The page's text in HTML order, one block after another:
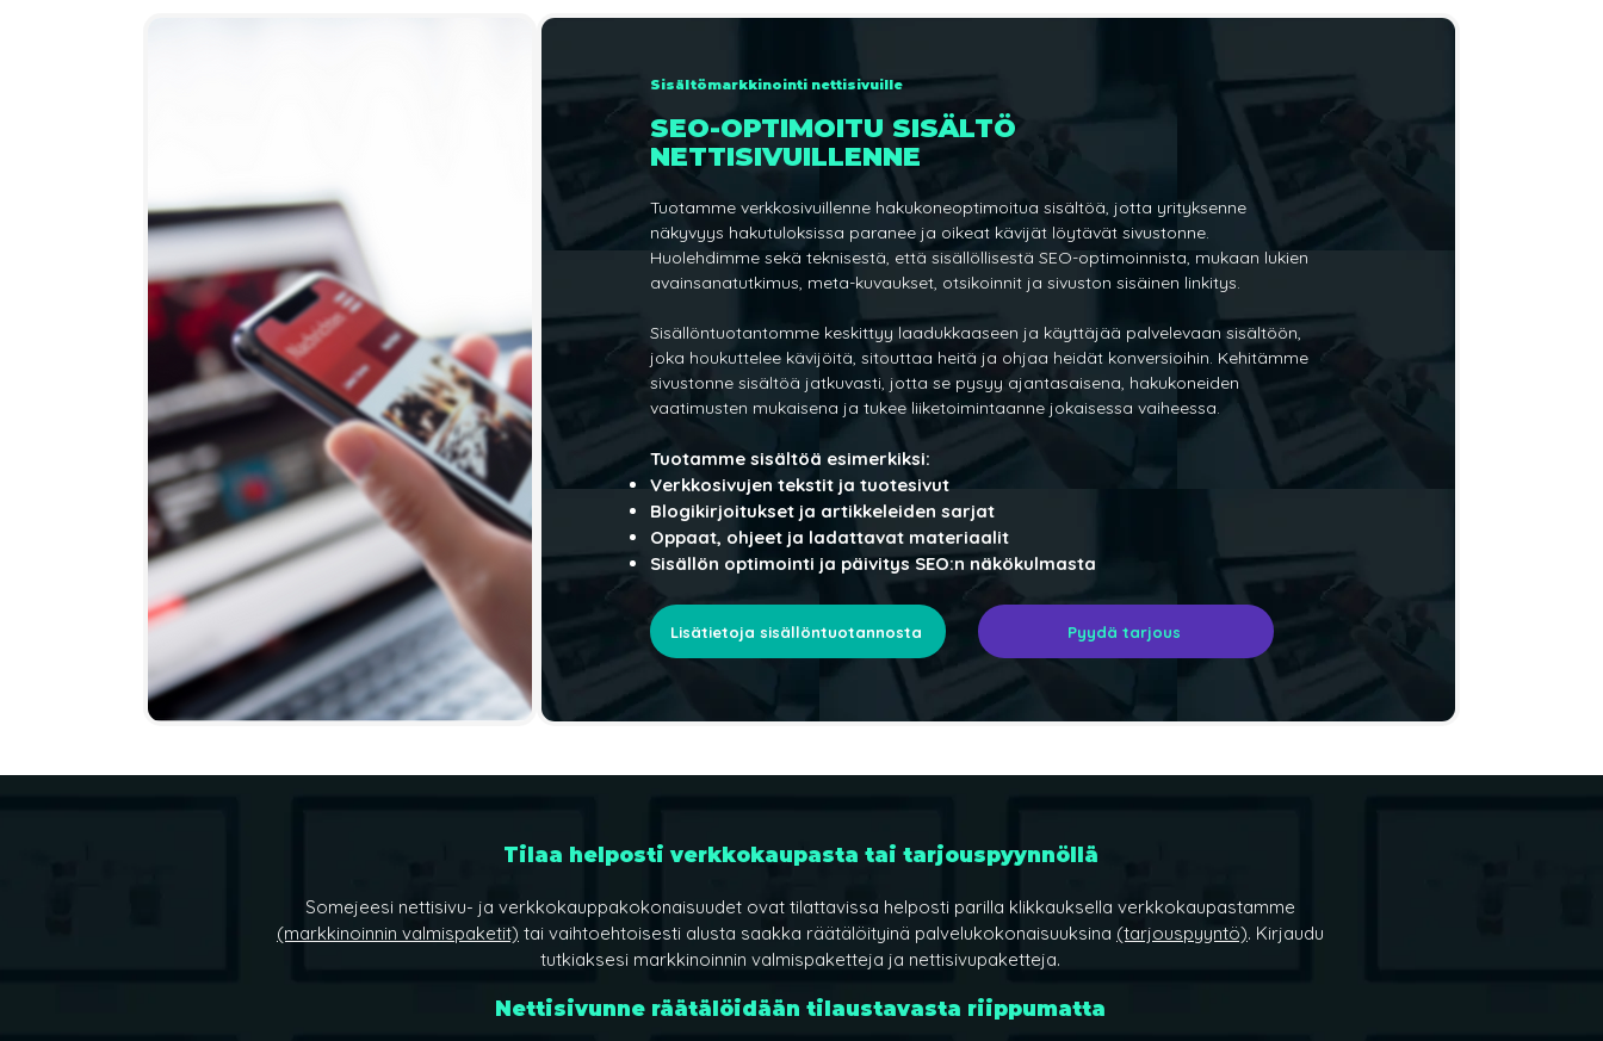
Sisältömarkkinointi nettisivuille
SEO-OPTIMOITU SISÄLTÖ
NETTISIVUILLENNE
Tuotamme verkkosivuillenne hakukoneoptimoitua sisältöä, jotta yrityksenne
näkyvyys hakutuloksissa paranee ja oikeat kävijät löytävät sivustonne.
Huolehdimme sekä teknisestä, että sisällöllisestä SEO-optimoinnista, mukaan lukien
avainsanatutkimus, meta-kuvaukset, otsikoinnit ja sivuston sisäinen linkitys.
Sisällöntuotantomme keskittyy laadukkaaseen ja käyttäjää palvelevaan sisältöön,
joka houkuttelee kävijöitä, sitouttaa heitä ja ohjaa heidät konversioihin. Kehitämme
sivustonne sisältöä jatkuvasti, jotta se pysyy ajantasaisena, hakukoneiden
vaatimusten mukaisena ja tukee liiketoimintaanne jokaisessa vaiheessa.
Tuotamme sisältöä esimerkiksi:
Verkkosivujen tekstit ja tuotesivut
Blogikirjoitukset ja artikkeleiden sarjat
Oppaat, ohjeet ja ladattavat materiaalit
Sisällön optimointi ja päivitys SEO:n näkökulmasta
Lisätietoja sisällöntuotannosta Pyydä tarjous
Tilaa helposti verkkokaupasta tai tarjouspyynnöllä
Somejeesi nettisivu- ja verkkokauppakokonaisuudet ovat tilattavissa helposti parilla klikkauksella verkkokaupastamme
(markkinoinnin valmispaketit) tai vaihtoehtoisesti alusta saakka räätälöityinä palvelukokonaisuuksina (tarjouspyyntö). Kirjaudu
tutkiaksesi markkinoinnin valmispaketteja ja nettisivupaketteja.
Nettisivunne räätälöidään tilaustavasta riippumatta